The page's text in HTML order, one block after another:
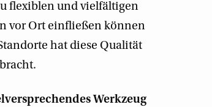
flexiblen und vielfältigen
vor Ort einfließen können
hat diese Qualität
Werkzeug